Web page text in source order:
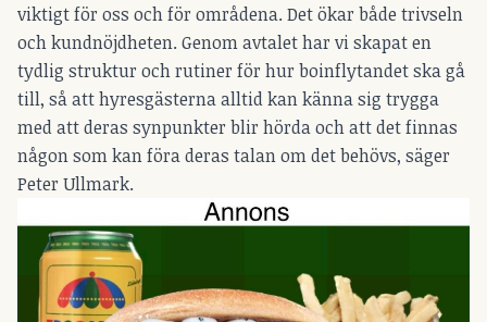
viktigt för oss och för områdena. Det ökar både trivseln
och kundnöjdheten. Genom avtalet har vi skapat en
tydlig struktur och rutiner för hur boinflytandet ska gå
till, så att hyresgästerna alltid kan känna sig trygga
med att deras synpunkter blir hörda och att det finnas
någon som kan föra deras talan om det behövs, säger
Peter Ullmark.